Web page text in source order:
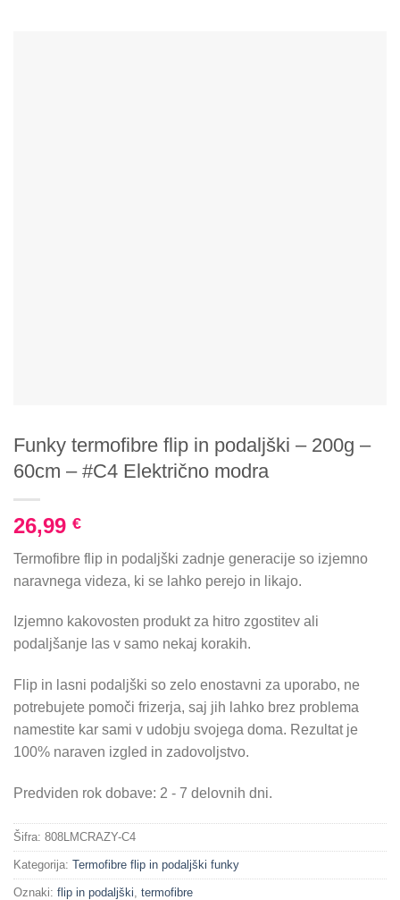
Funky termofibre flip in podaljški – 200g –
60cm – #C4 Električno modra
26,99 €
Termofibre flip in podaljški zadnje generacije so izjemno
naravnega videza, ki se lahko perejo in likajo.
Izjemno kakovosten produkt za hitro zgostitev ali
podaljšanje las v samo nekaj korakih.
Flip in lasni podaljški so zelo enostavni za uporabo, ne
potrebujete pomoči frizerja, saj jih lahko brez problema
namestite kar sami v udobju svojega doma. Rezultat je
100% naraven izgled in zadovoljstvo.
Predviden rok dobave: 2 - 7 delovnih dni.
Šifra: 808LMCRAZY-C4
Kategorija: Termofibre flip in podaljški funky
Oznaki: flip in podaljški termofibre